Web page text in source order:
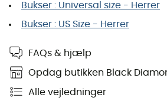
Bukser : Universal size - Herrer
Bukser : US Size - Herrer
FAQs & hjælp
Opdag butikken Black
Alle vejledninger